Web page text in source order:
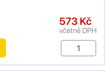
573 Kč
včetně DPH